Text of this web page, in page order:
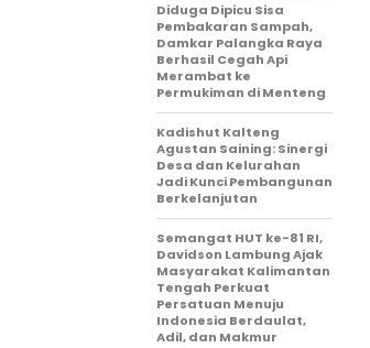
Diduga Dipicu Sisa
Pembakaran Sampah,
Damkar Palangka Raya
Berhasil Cegah Api
Merambat ke
Permukiman di Menteng
Kadishut Kalteng
Agustan Saining: Sinergi
Desa dan Kelurahan
Jadi Kunci Pembangunan
Berkelanjutan
Semangat HUT ke-81 RI,
Davidson Lambung Ajak
Masyarakat Kalimantan
Tengah Perkuat
Persatuan Menuju
Indonesia Berdaulat,
Adil, dan Makmur